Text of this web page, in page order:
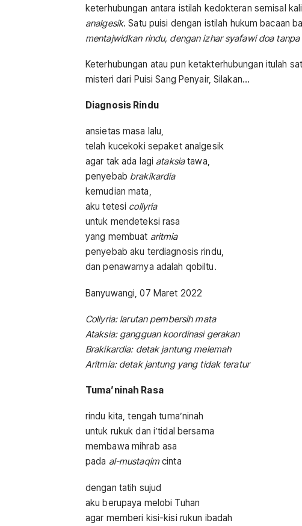
keterhubungan antara istilah kedokteran semisal
analgesik. Satu puisi dengan istilah hukum bacaan
mentajwidkan rindu, dengan izhar syafawi doa
Keterhubungan atau pun ketakterhubungan itulah
misteri dari Puisi Sang Penyair, Silakan…
Diagnosis Rindu
ansietas masa lalu,
telah kucekoki sepaket analgesik
agar tak ada lagi ataksiatawa,
penyebab brakikardia
kemudian mata,
aku tetesi collyria
untuk mendeteksi rasa
yang membuat aritmia
penyebab aku terdiagnosis rindu,
dan penawarnya adalah qobiltu.
Banyuwangi, 07 Maret 2022
Collyria: larutan pembersih mata
Ataksia: gangguan koordinasi gerakan
Brakikardia: detak jantung melemah
Aritmia: detak jantung yang tidak teratur
Tuma’ninah Rasa
rindu kita, tengah tuma’ninah
untuk rukuk dan i’tidal bersama
membawa mihrab asa
pada al-mustaqimcinta
dengan tatih sujud
aku berupaya melobi Tuhan
agar memberi kisi-kisi rukun ibadah